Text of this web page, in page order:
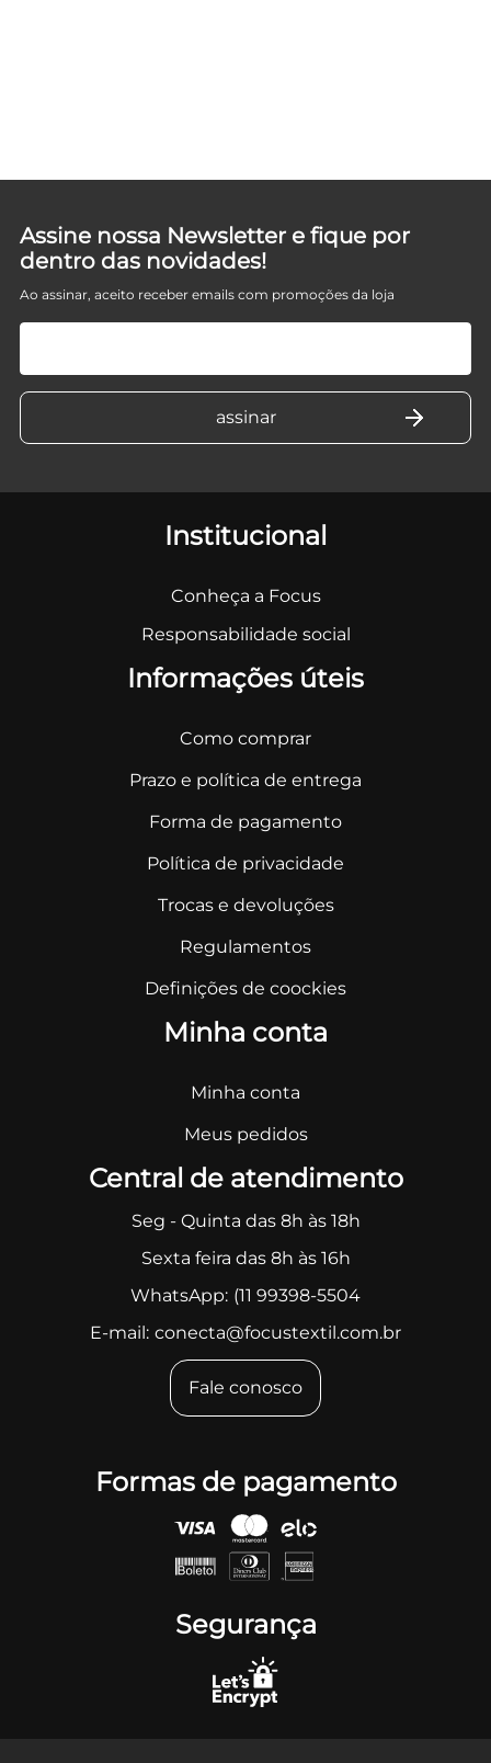
Assine nossa Newsletter e fique por
dentro das novidades!
Ao assinar, aceito receber emails com promoções da loja
Institucional
Conheça a Focus
Responsabilidade social
Informações úteis
Como comprar
Prazo e política de entrega
Forma de pagamento
Política de privacidade
Trocas e devoluções
Regulamentos
Definições de coockies
Minha conta
Minha conta
Meus pedidos
Central de atendimento
Seg - Quinta das 8h às 18h
Sexta feira das 8h às 16h
WhatsApp: (11 99398-5504
E-mail: conecta@focustextil.com.br
Fale conosco
Formas de pagamento
Segurança